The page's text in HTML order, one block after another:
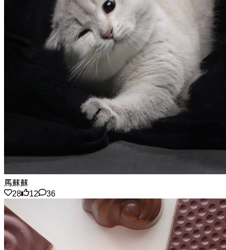
馬蘇蘇
28
12 36